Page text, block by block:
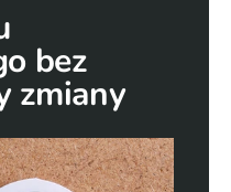
bez
zmiany